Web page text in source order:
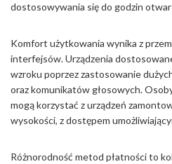
dostosowywania się do godzin
Komfort użytkowania wynika z
interfejsów. Urządzenia
wzroku poprzez zastosowanie
oraz komunikatów głosowych.
mogą korzystać z urządzeń
wysokości, z dostępem
Różnorodność metod płatności to